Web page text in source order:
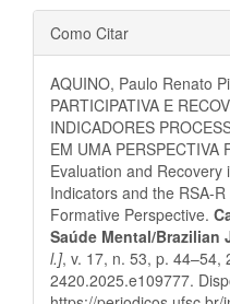
Detalhes
do
artigo
Como Citar
AQUINO, Paulo Renato
PARTICIPATIVA E
INDICADORES
EM UMA PERSPECTIVA
Evaluation and
Indicators and the RSA-
Formative Perspective.
Saúde Mental/Brazilian
l.], v. 17, n. 53, p. 44–54,
2420.2025.e109777.